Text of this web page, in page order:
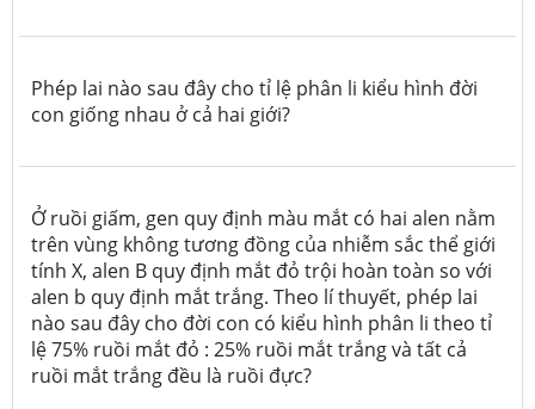
Phép lai nào sau đây cho tỉ lệ phân li kiểu hình đời
con giống nhau ở cả hai giới?
Ở ruồi giấm, gen quy định màu mắt có hai alen nằm
trên vùng không tương đồng của nhiễm sắc thể giới
tính X, alen B quy định mắt đỏ trội hoàn toàn so với
alen b quy định mắt trắng. Theo lí thuyết, phép lai
nào sau đây cho đời con có kiểu hình phân li theo tỉ
lệ 75% ruồi mắt đỏ : 25% ruồi mắt trắng và tất cả
ruồi mắt trắng đều là ruồi đực?